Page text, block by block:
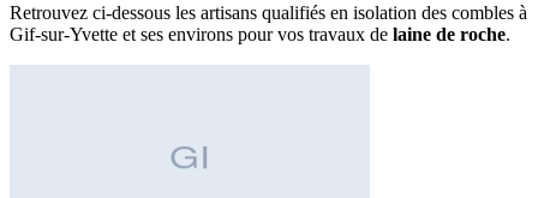
Retrouvez ci-dessous les artisans qualifiés en isolation des combles à
Gif-sur-Yvette et ses environs pour vos travaux de laine de roche.